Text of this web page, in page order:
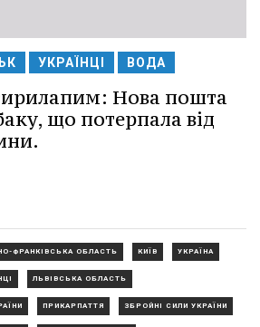
УКРАЇНЦІ ВОДА
Нова пошта
що потерпала від
ФРАНКІВСЬКА ОБЛАСТЬ КИЇВ УКРАЇНА
ЛЬВІВСЬКА ОБЛАСТЬ
ПРИКАРПАТТЯ ЗБРОЙНІ СИЛИ УКРАЇНИ